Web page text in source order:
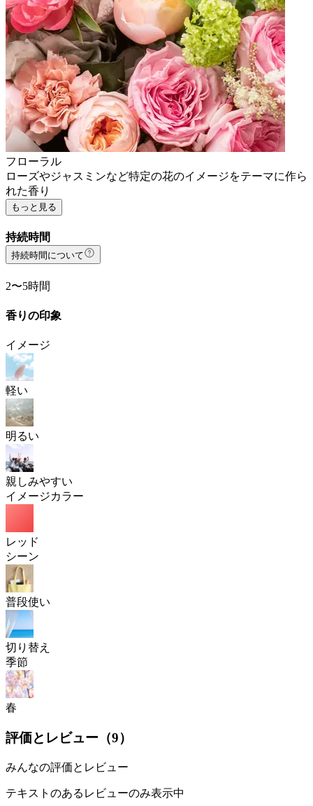
フローラル
ローズやジャスミンなど特定の花のイメージをテーマに作ら
れた香り
もっと見る
持続時間
持続時間について
2〜5時間
香りの印象
イメージ
軽い
明るい
親しみやすい
イメージカラー
レッド
シーン
普段使い
切り替え
季節
春
評価とレビュー（9）
みんなの評価とレビュー
テキストのあるレビューのみ表示中